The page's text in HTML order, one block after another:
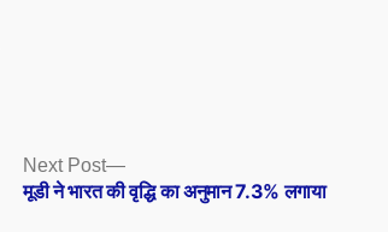
Next Post
Next
post:
मूडी ने भारत की वृद्धि का अनुमान 7.3% लगाया